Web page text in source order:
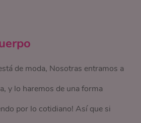
de moda, Nosotras entramos a
y lo haremos de una forma
por lo cotidiano! Así que si